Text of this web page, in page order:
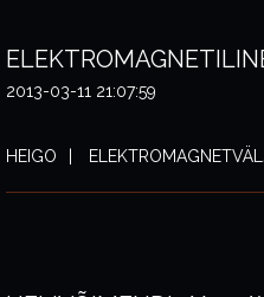
2013-03-11 21:07:59
HEIGO